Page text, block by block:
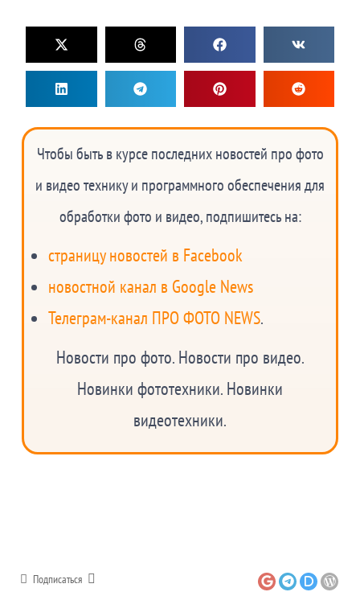
Чтобы быть в курсе последних новостей про фото
и видео технику и программного обеспечения для
обработки фото и видео, подпишитесь на:
страницу новостей в Facebook
новостной канал в Google News
Телеграм-канал ПРО ФОТО NEWS.
Новости про фото. Новости про видео.
Новинки фототехники. Новинки
видеотехники.
Подписаться